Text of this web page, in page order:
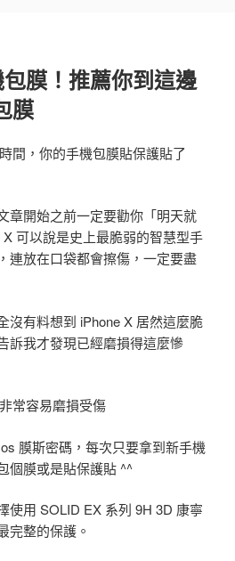
膜！推薦你到這邊
膜
間，你的手機包膜貼保護貼了
章開始之前一定要勸你「明天就
可以說是史上最脆弱的智慧型手
連放在口袋都會擦傷，一定要盡
沒有料想到 iPhone X 居然這麼脆
訴我才發現已經磨損得這麼慘
常容易磨損受傷
膜斯密碼，每次只要拿到新手機
個膜或是貼保護貼 ^^
使用 SOLID EX 系列 9H 3D 康寧
完整的保護。